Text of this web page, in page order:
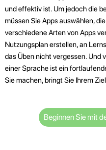
und effektiv ist. Um jedoch die
müssen Sie Apps auswählen,
verschiedene Arten von Apps
Nutzungsplan erstellen, an
das Üben nicht vergessen. Und
einer Sprache ist ein
Sie machen, bringt Sie Ihrem
Beginnen Sie mit